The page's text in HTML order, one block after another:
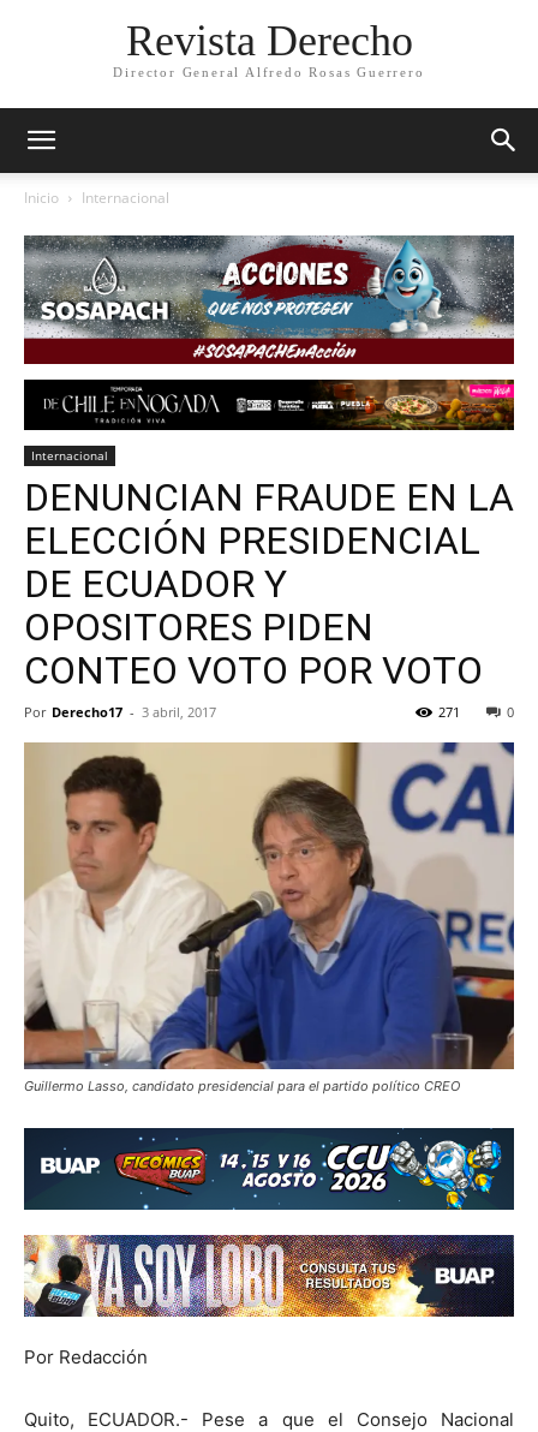
Revista Derecho
Director General Alfredo Rosas Guerrero
Inicio Internacional
Internacional
DENUNCIAN FRAUDE EN LA
ELECCIÓN PRESIDENCIAL
DE ECUADOR Y
OPOSITORES PIDEN
CONTEO VOTO POR VOTO
Por Derecho17 - 3 abril, 2017 0
271
Guillermo Lasso, candidato presidencial para el partido político CREO
Por Redacción
Quito, ECUADOR.- Pese a que el Consejo Nacional